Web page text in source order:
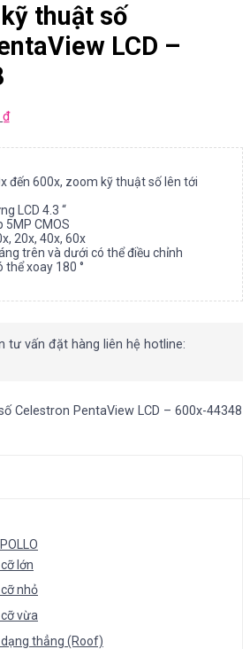
thuật số
LCD –
₫
đến 600x, zoom kỹ thuật số lên tới
LCD 4.3 “
5MP CMOS
20x, 40x, 60x
trên và dưới có thể điều chỉnh
thể xoay 180 °
tư vấn đặt hàng liên hệ hotline:
Celestron PentaView LCD – 600x-44348
lớn
nhỏ
vừa
thẳng (Roof)